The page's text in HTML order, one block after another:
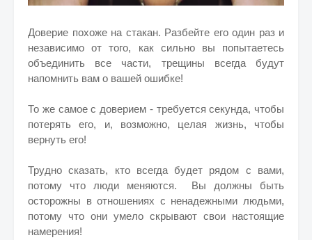
Доверие похоже на стакан. Разбейте его один раз и
независимо от того, как сильно вы попытаетесь
объединить все части, трещины всегда будут
напомнить вам о вашей ошибке!
То же самое с доверием - требуется секунда, чтобы
потерять его, и, возможно, целая жизнь, чтобы
вернуть его!
Трудно сказать, кто всегда будет рядом с вами,
потому что люди меняются. Вы должны быть
осторожны в отношениях с ненадежными людьми,
потому что они умело скрывают свои настоящие
намерения!